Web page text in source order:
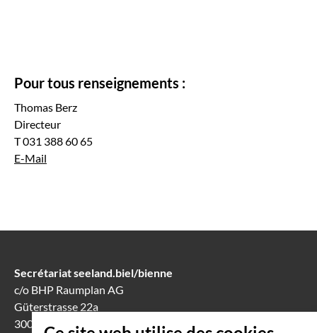
Pour tous renseignements :
Thomas Berz
Directeur
T 031 388 60 65
E-Mail
Secrétariat seeland.biel/bienne
c/o BHP Raumplan AG
Güterstrasse 22a
3008 Berne